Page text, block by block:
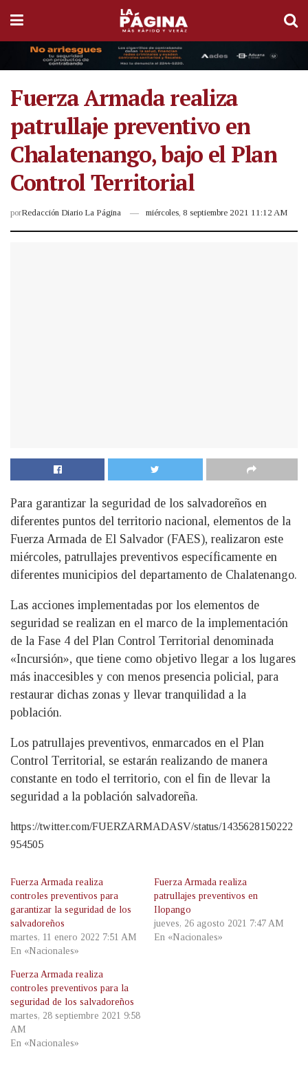
Fuerza Armada realiza
patrullaje preventivo en
Chalatenango, bajo el Plan
Control Territorial
porRedacción Diario La Página miércoles, 8 septiembre 2021 11:12 AM
Para garantizar la seguridad de los salvadoreños en
diferentes puntos del territorio nacional, elementos de la
Fuerza Armada de El Salvador (FAES), realizaron este
miércoles, patrullajes preventivos específicamente en
diferentes municipios del departamento de Chalatenango.
Las acciones implementadas por los elementos de
seguridad se realizan en el marco de la implementación
de la Fase 4 del Plan Control Territorial denominada
«Incursión», que tiene como objetivo llegar a los lugares
más inaccesibles y con menos presencia policial, para
restaurar dichas zonas y llevar tranquilidad a la
población.
Los patrullajes preventivos, enmarcados en el Plan
Control Territorial, se estarán realizando de manera
constante en todo el territorio, con el fin de llevar la
seguridad a la población salvadoreña.
https://twitter.com/FUERZARMADASV/status/1435628150222
954505
Fuerza Armada realiza
controles preventivos para
garantizar la seguridad de los
salvadoreños
martes, 11 enero 2022 7:51 AM
En «Nacionales»
Fuerza Armada realiza
patrullajes preventivos en
Ilopango
jueves, 26 agosto 2021 7:47 AM
En «Nacionales»
Fuerza Armada realiza
controles preventivos para la
seguridad de los salvadoreños
martes, 28 septiembre 2021 9:58
AM
En «Nacionales»